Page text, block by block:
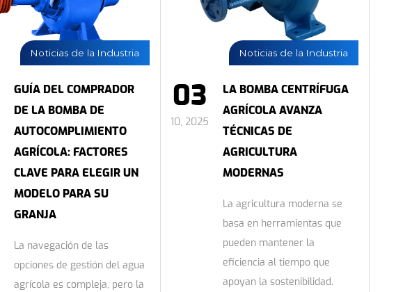
Noticias de la Industria
GUÍA DEL COMPRADOR
DE LA BOMBA DE
AUTOCOMPLIMIENTO
AGRÍCOLA: FACTORES
CLAVE PARA ELEGIR UN
MODELO PARA SU
GRANJA
La navegación de las
opciones de gestión del agua
agrícola es compleja, pero la
Noticias de la Industria
03
10, 2025
LA BOMBA CENTRÍFUGA
AGRÍCOLA AVANZA
TÉCNICAS DE
AGRICULTURA
MODERNAS
La agricultura moderna se
basa en herramientas que
pueden mantener la
eficiencia al tiempo que
apoyan la sostenibilidad.